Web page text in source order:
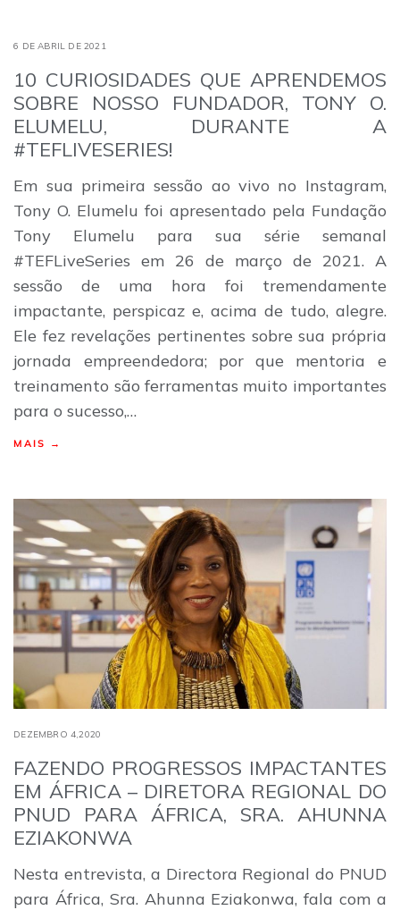
6 DE ABRIL DE 2021
10 CURIOSIDADES QUE APRENDEMOS
SOBRE NOSSO FUNDADOR, TONY O.
ELUMELU, DURANTE A
#TEFLIVESERIES!
Em sua primeira sessão ao vivo no Instagram,
Tony O. Elumelu foi apresentado pela Fundação
Tony Elumelu para sua série semanal
#TEFLiveSeries em 26 de março de 2021. A
sessão de uma hora foi tremendamente
impactante, perspicaz e, acima de tudo, alegre.
Ele fez revelações pertinentes sobre sua própria
jornada empreendedora; por que mentoria e
treinamento são ferramentas muito importantes
para o sucesso,…
MAIS →
DEZEMBRO 4,2020
FAZENDO PROGRESSOS IMPACTANTES
EM ÁFRICA – DIRETORA REGIONAL DO
PNUD PARA ÁFRICA, SRA. AHUNNA
EZIAKONWA
Nesta entrevista, a Directora Regional do PNUD
para África, Sra. Ahunna Eziakonwa, fala com a